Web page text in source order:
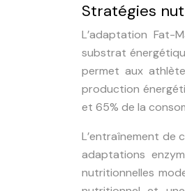
Stratégies
L’adaptation Fat-
substrat
permet aux
production
et 65% de la
L’entraînement de
adaptations
nutritionnelles